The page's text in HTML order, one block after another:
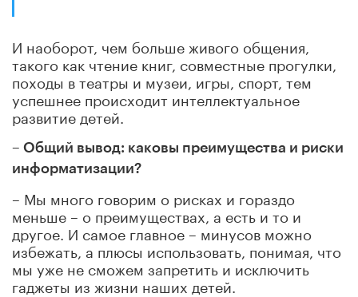
И наоборот, чем больше живого общения,
такого как чтение книг, совместные прогулки,
походы в театры и музеи, игры, спорт, тем
успешнее происходит интеллектуальное
развитие детей.
– Общий вывод: каковы преимущества и риски
информатизации?
– Мы много говорим о рисках и гораздо
меньше – о преимуществах, а есть и то и
другое. И самое главное – минусов можно
избежать, а плюсы использовать, понимая, что
мы уже не сможем запретить и исключить
гаджеты из жизни наших детей.